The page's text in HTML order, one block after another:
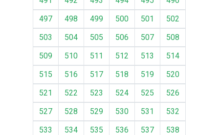
497
498 499 500 501
502
503
504 505 506 507
508
509
510 511 512 513
514
515
516 517 518 519
520
521
522 523 524 525
526
527
528 529 530 531
532
533
534 535 536 537
538